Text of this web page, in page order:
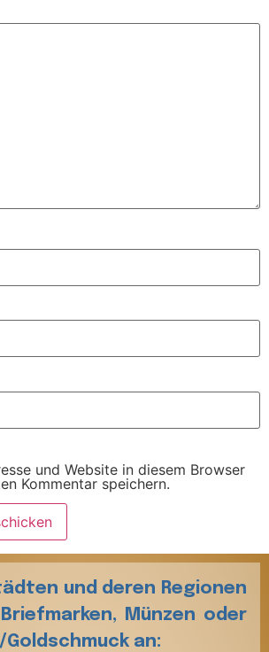
und Website in diesem Browser
Kommentar speichern.
und deren Regionen
Münzen oder
Goldschmuck an: